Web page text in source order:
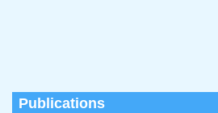
Publications